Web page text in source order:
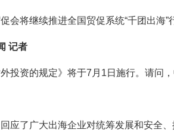
会将继续推进全国贸促系统“千团出海
记者
外投资的规定》将于7月1日施行。请问
回应了广大出海企业对统筹发展和安全